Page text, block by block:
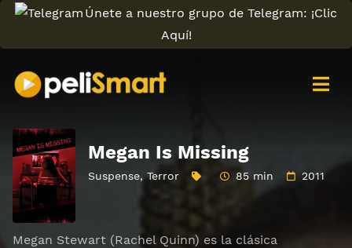
Únete a nuestro grupo de Telegram: ¡Clic
Aquí!
Megan Is Missing
Suspense, Terror 85 min 2011
Megan Stewart (Rachel Quinn) es la clásica